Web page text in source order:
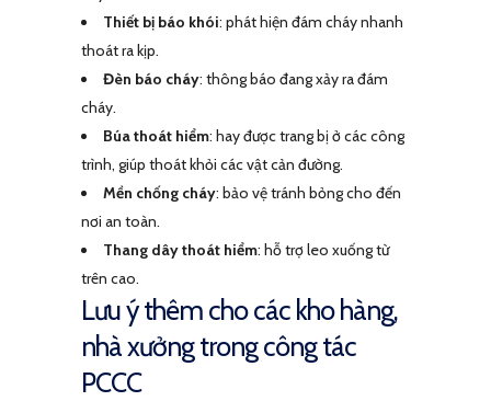
Thiết bị báo khói: phát hiện đám cháy nhanh
thoát ra kịp.
Đèn báo cháy: thông báo đang xảy ra đám
cháy.
Búa thoát hiểm: hay được trang bị ở các công
trình, giúp thoát khỏi các vật cản đường.
Mền chống cháy: bảo vệ tránh bỏng cho đến
nơi an toàn.
Thang dây thoát hiểm: hỗ trợ leo xuống từ
trên cao.
Lưu ý thêm cho các kho hàng,
nhà xưởng trong công tác
PCCC